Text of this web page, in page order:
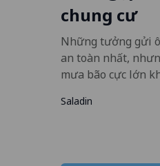
chung cư
Những tưởng gửi
an toàn nhất,
mưa bão cực lớn
Saladin